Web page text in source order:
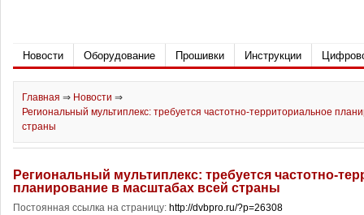
Новости Оборудование Прошивки Инструкции
Главная ⇒ Новости ⇒
Региональный мультиплекс: требуется частотно-территориальное
страны
Региональный мультиплекс: требуется частотно-
планирование в масштабах всей страны
Постоянная ссылка на страницу: http://dvbpro.ru/?p=26308